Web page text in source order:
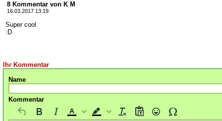
8 Kommentar von K M
16.03.2017 13:19
Super cool
:D
Ihr Kommentar
Name
Kommentar